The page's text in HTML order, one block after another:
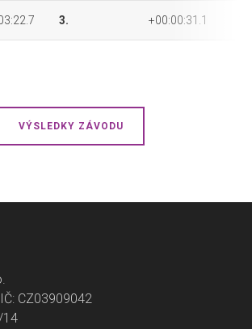
3. +00:00:31.1
VÝSLEDKY ZÁVODU
CZ03909042
14